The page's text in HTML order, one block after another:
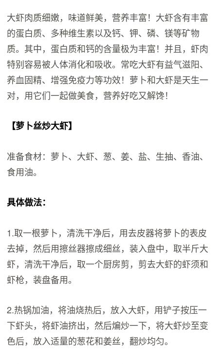
大虾肉质细嫩，味道鲜美，营养丰富！大虾含有丰富
的蛋白质、多种维生素以及钙、钾、磷、镁等矿物
质。其中，蛋白质和钙的含量极为丰富！并且，虾肉
特别容易被人体消化和吸收。常吃大虾有益气滋阳、
养血固精、增强免疫力等功效！萝卜和大虾是天生一
对，用它们一起做美食，营养好吃又解馋！
【萝卜丝炒大虾】
准备食材：萝卜、大虾、葱、姜、盐、生抽、香油、
食用油。
具体做法：
1.取一根萝卜，清洗干净后，用去皮器将萝卜的表皮
去掉，然后用擦丝器擦成细丝，装入盘中，取半斤大
虾，清洗干净后，取一个厨房剪，剪去大虾的虾须和
虾枪，装盘备用。
2.热锅加油，将油烧热后，放入大虾，用铲子按压一
下虾头，将虾油挤出，然后煸炒一下，将大虾炒至变
色后，放入适量的葱花和姜丝，翻炒均匀。